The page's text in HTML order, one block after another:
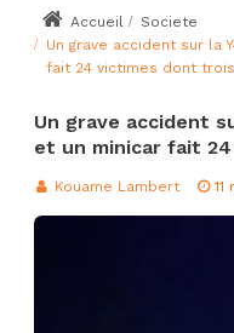
Accueil
Societe
Un grave accident sur la
fait 24 victimes dont
Un grave accident
et un minicar fait
Kouame Lambert 11